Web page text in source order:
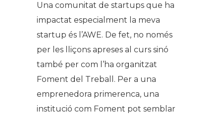
Una comunitat de startups que ha
impactat especialment la meva
startup és l’AWE. De fet, no només
per les lliçons apreses al curs sinó
també per com l’ha organitzat
Foment del Treball. Per a una
emprenedora primerenca, una
institució com Foment pot semblar